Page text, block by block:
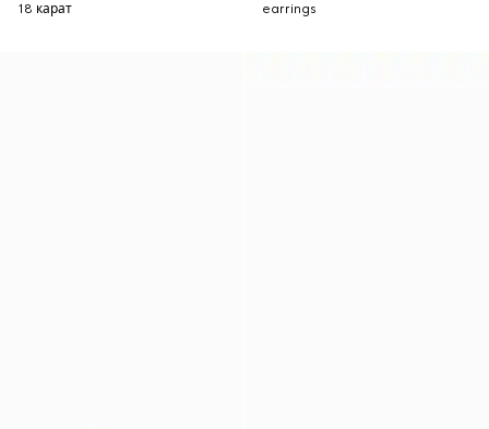
18 карат
earrings